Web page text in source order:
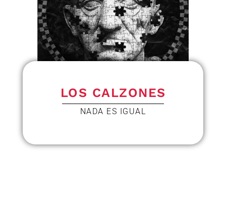
LOS CALZONES
NADA ES IGUAL